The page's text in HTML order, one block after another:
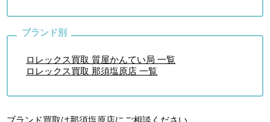
ロレックス買取 質屋かんてい局 一覧
ロレックス買取 那須塩原店 一覧
ブランド買取は那須塩原店にご相談ください。